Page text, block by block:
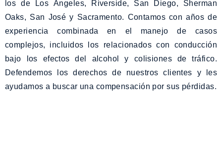
los de Los Ángeles, Riverside, San Diego, Sherman
Oaks, San José y Sacramento. Contamos con años de
experiencia combinada en el manejo de casos
complejos, incluidos los relacionados con conducción
bajo los efectos del alcohol y colisiones de tráfico.
Defendemos los derechos de nuestros clientes y les
ayudamos a buscar una compensación por sus pérdidas.